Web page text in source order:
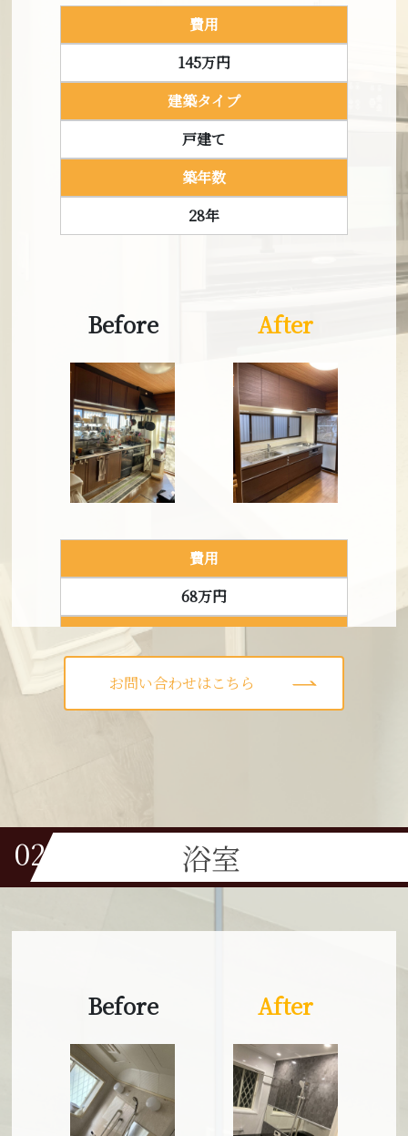
費用
145万円
建築タイプ
戸建て
築年数
28年
Before After
費用
68万円
戸建て
築年数
お問い合わせはこちら
02 浴室
Before After